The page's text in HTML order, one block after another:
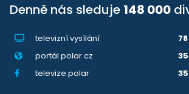
Denně nás sleduje 148 000
televizní vysílání
portál polar.cz
televize.polar